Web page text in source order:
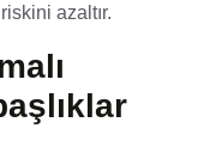
azaltır.